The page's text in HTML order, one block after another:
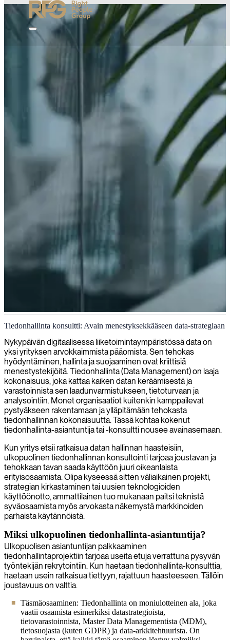
Tiedonhallinta ja datastrategia
Autamme organisaatioita tehokkaassa tiedonhallinnassa tarjoamalla
asiantuntijakonsultteja, jotka optimoivat dataprosesseja, parantavat
tiedon saatavuutta ja mahdollistavat paremman päätöksenteon
jäsenneltyjen tietostrategioiden avulla.
Tiedonhallinta konsultti: Avain menestyksekkääseen data-strategiaan
Nykypäivän digitaalisessa liiketoimintaympäristössä data on
yksi yrityksen arvokkaimmista pääomista. Sen tehokas
hyödyntäminen, hallinta ja suojaaminen ovat kriittisiä
menestystekijöitä. Tiedonhallinta (Data Management) on laaja
kokonaisuus, joka kattaa kaiken datan keräämisestä ja
varastoinnista sen laadunvarmistukseen, tietoturvaan ja
analysointiin. Monet organisaatiot kuitenkin kamppailevat
pystyäkseen rakentamaan ja ylläpitämään tehokasta
tiedonhallinnan kokonaisuutta. Tässä kohtaa kokenut
tiedonhallinta-asiantuntija tai -konsultti nousee avainasemaan.
Kun yritys etsii ratkaisua datan hallinnan haasteisiin,
ulkopuolinen tiedonhallinnan konsultointi tarjoaa joustavan ja
tehokkaan tavan saada käyttöön juuri oikeanlaista
erityisosaamista. Olipa kyseessä sitten väliaikainen projekti,
strategian kirkastaminen tai uusien teknologioiden
käyttöönotto, ammattilainen tuo mukanaan paitsi teknistä
syväosaamista myös arvokasta näkemystä markkinoiden
parhaista käytännöistä.
Miksi ulkopuolinen tiedonhallinta-asiantuntija?
Ulkopuolisen asiantuntijan palkkaaminen
tiedonhallintaprojektiin tarjoaa useita etuja verrattuna pysyvän
työntekijän rekrytointiin. Kun haetaan tiedonhallinta-konsulttia,
haetaan usein ratkaisua tiettyyn, rajattuun haasteeseen. Tällöin
joustavuus on valttia.
Täsmäosaaminen: Tiedonhallinta on moniulotteinen ala, joka
vaatii osaamista esimerkiksi datastrategioista,
tietovarastoinnista, Master Data Managementista (MDM),
tietosuojasta (kuten GDPR) ja data-arkkitehtuurista. On